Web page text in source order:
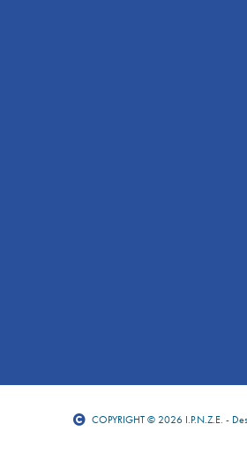
COPYRIGHT © 2026 I.P.N.Z.E. -